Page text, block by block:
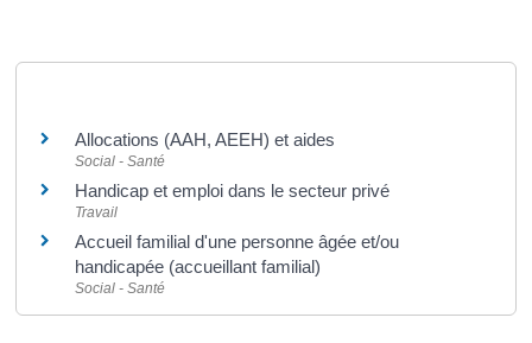
Allocations (AAH, AEEH) et aides
Social - Santé
Handicap et emploi dans le secteur privé
Travail
Accueil familial d'une personne âgée et/ou
handicapée (accueillant familial)
Social - Santé